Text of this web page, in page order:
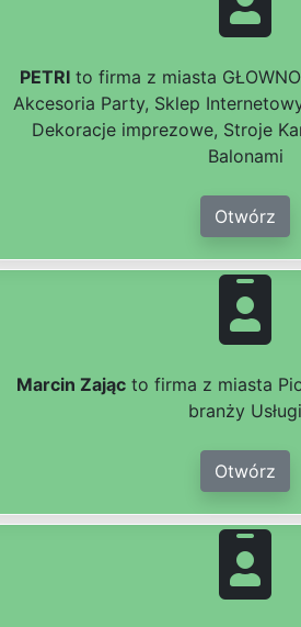
PETRIto firma z miasta
Akcesoria Party, Sklep
Dekoracje imprezowe, Stroje
Balonami
Otwórz
Marcin Zającto firma z miasta
branży Usługi
Otwórz